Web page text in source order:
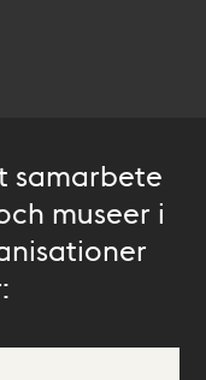
samarbete
museer i